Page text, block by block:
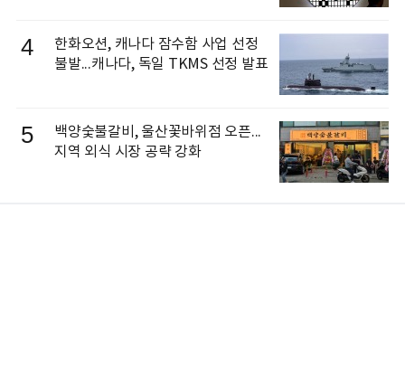
4
한화오션, 캐나다 잠수함 사업 선정
불발...캐나다, 독일 TKMS 선정 발표
5
백양숯불갈비, 울산꽃바위점 오픈...
지역 외식 시장 공략 강화